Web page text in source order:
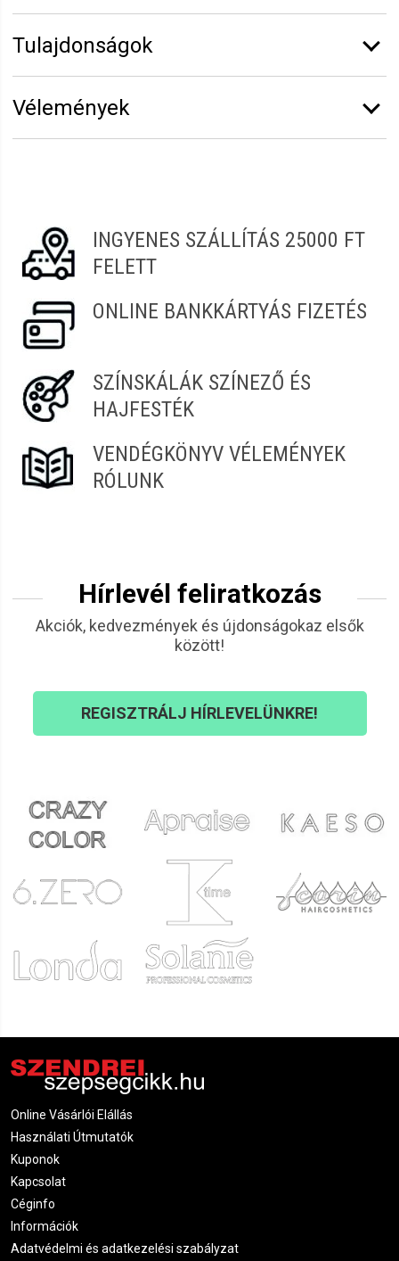
Tulajdonságok
Vélemények
INGYENES SZÁLLÍTÁS 25000 FT
FELETT
ONLINE BANKKÁRTYÁS FIZETÉS
SZÍNSKÁLÁK SZÍNEZŐ ÉS
HAJFESTÉK
VENDÉGKÖNYV VÉLEMÉNYEK
RÓLUNK
Hírlevél feliratkozás
Akciók, kedvezmények és újdonságokaz elsők
között!
REGISZTRÁLJ HÍRLEVELÜNKRE!
Online Vásárlói Elállás
Használati Útmutatók
Kuponok
Kapcsolat
Céginfo
Információk
Adatvédelmi és adatkezelési szabályzat